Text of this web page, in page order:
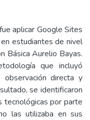
aplicar Google Sites
estudiantes de nivel
Básica Aurelio Bayas.
que incluyó
directa y
se identificaron
tecnológicas por parte
las utilizaba en sus